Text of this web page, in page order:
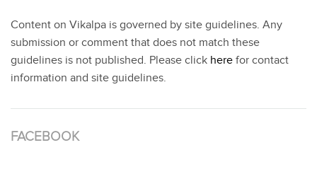
Content on Vikalpa is governed by site guidelines. Any
submission or comment that does not match these
guidelines is not published. Please click here for contact
information and site guidelines.
FACEBOOK